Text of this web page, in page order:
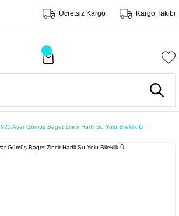
Ücretsiz Kargo Kargo Takibi
925 Ayar Gümüş Baget Zincir Harfli Su Yolu Bileklik Ü